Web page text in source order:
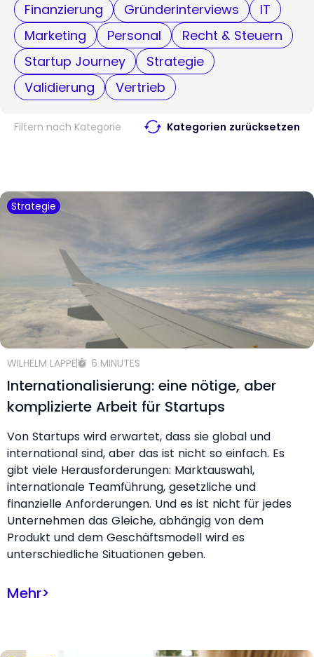
Finanzierung Gründerinterviews
IT
Marketing
Personal
Recht & Steuern
Startup Journey
Strategie
Validierung
Vertrieb
Filtern nach Kategorie Kategorien zurücksetzen
Strategie
WILHELM LAPPE 6 MINUTES
Internationalisierung: eine nötige, aber
komplizierte Arbeit für Startups
Von Startups wird erwartet, dass sie global und
international sind, aber das ist nicht so einfach. Es
gibt viele Herausforderungen: Marktauswahl,
internationale Teamführung, gesetzliche und
finanzielle Anforderungen. Und es ist nicht für jedes
Unternehmen das Gleiche, abhängig von dem
Produkt und dem Geschäftsmodell wird es
unterschiedliche Situationen geben.
Mehr>